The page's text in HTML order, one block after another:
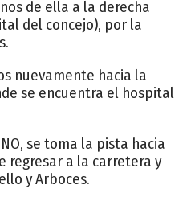
de ella a la derecha
del concejo), por la
nuevamente hacia la
se encuentra el hospital
se toma la pista hacia
regresar a la carretera y
y Arboces.